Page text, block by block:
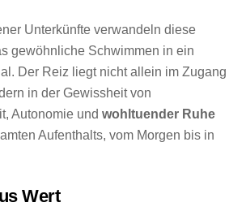
Unterkünfte verwandeln diese
gewöhnliche Schwimmen in ein
Der Reiz liegt nicht allein im Zugang
in der Gewissheit von
Autonomie undwohltuender Ruhe
Aufenthalts, vom Morgen bis in
Wert